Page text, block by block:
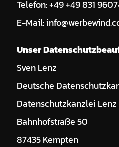
Telefon: +49 +49 831
E-Mail:
Unser
Sven Lenz
Deutsche
Datenschutzkanzlei Lenz
Bahnhofstraße 50
87435 Kempten